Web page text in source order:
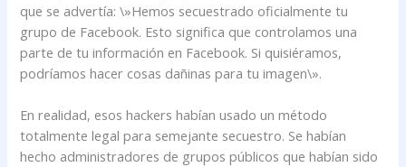
que se advertía: \»Hemos secuestrado oficialmente tu
grupo de Facebook. Esto significa que controlamos una
parte de tu información en Facebook. Si quisiéramos,
podríamos hacer cosas dañinas para tu imagen\».
En realidad, esos hackers habían usado un método
totalmente legal para semejante secuestro. Se habían
hecho administradores de grupos públicos que habían sido